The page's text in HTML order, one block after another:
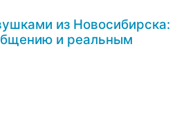
из Новосибирска:
и реальным